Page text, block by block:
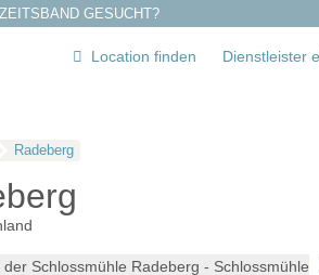
GESUCHT?
Location finden Dienstleister
Radeberg